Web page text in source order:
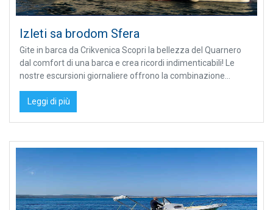
Izleti sa brodom Sfera
Gite in barca da Crikvenica Scopri la bellezza del Quarnero
dal comfort di una barca e crea ricordi indimenticabili! Le
nostre escursioni giornaliere offrono la combinazione...
Leggi di più